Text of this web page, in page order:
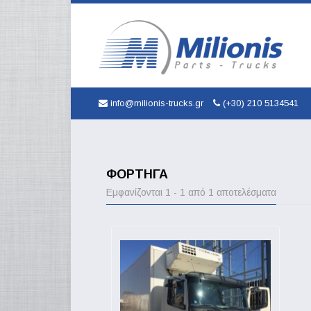
info@milionis-trucks.gr (+30) 210 5134541
ΦΟΡΤΗΓΆ
Εμφανίζονται 1 - 1 από 1 αποτελέσματα